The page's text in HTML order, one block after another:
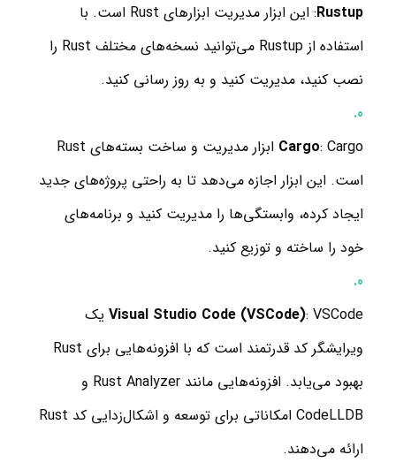
Rustup
: این ابزار مدیریت ابزارهای Rust است. با
استفاده از Rustup می‌توانید نسخه‌های مختلف Rust را
نصب کنید، مدیریت کنید و به روز رسانی کنید.
Cargo
: Cargo ابزار مدیریت و ساخت بسته‌های Rust
است. این ابزار اجازه می‌دهد تا به راحتی پروژه‌های جدید
ایجاد کرده، وابستگی‌ها را مدیریت کنید و برنامه‌های
خود را ساخته و توزیع کنید.
Visual Studio Code (VSCode) : VSCode یک
ویرایشگر کد قدرتمند است که با افزونه‌هایی برای Rust
بهبود می‌یابد. افزونه‌هایی مانند Rust Analyzer و
CodeLLDB امکاناتی برای توسعه و اشکال‌زدایی کد Rust
ارائه می‌دهند.